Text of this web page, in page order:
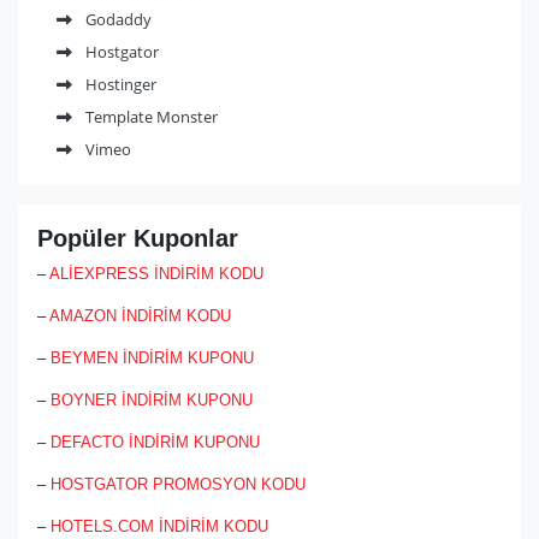
alanlarında 10 yılı aşkın deneyimi bulunan çok profesyonel bir
teknoloji firması.
Godaddy
Hostgator
Hostinger
Template Monster
Vimeo
Popüler Kuponlar
–ALİEXPRESS İNDİRİM KODU
–AMAZON İNDİRİM KODU
– BEYMEN İNDİRİM KUPONU
– BOYNER İNDİRİM KUPONU
– DEFACTO İNDİRİM KUPONU
– HOSTGATOR PROMOSYON KODU
– HOTELS.COM İNDİRİM KODU